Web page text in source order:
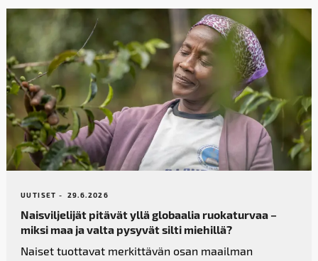
UUTISET - 29.6.2026
Naisviljelijät pitävät yllä globaalia ruokaturvaa –
miksi maa ja valta pysyvät silti miehillä?
Naiset tuottavat merkittävän osan maailman